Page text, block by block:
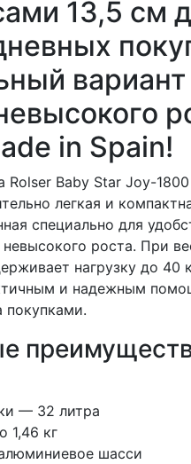
13,5 см
вариант
in Spain!
Rolser Baby Star Joy-
легкая и
специально для
невысокого роста. При
нагрузку до 40
и надежным
покупками.
— 32 литра
1,46 кг
шасси